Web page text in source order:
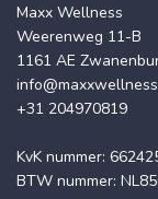
Maxx Wellness
Weerenweg 11-B
1161 AE
+31 204970819
KvK nummer:
BTW nummer: